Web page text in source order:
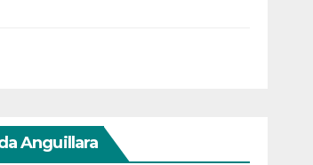
Anguillara